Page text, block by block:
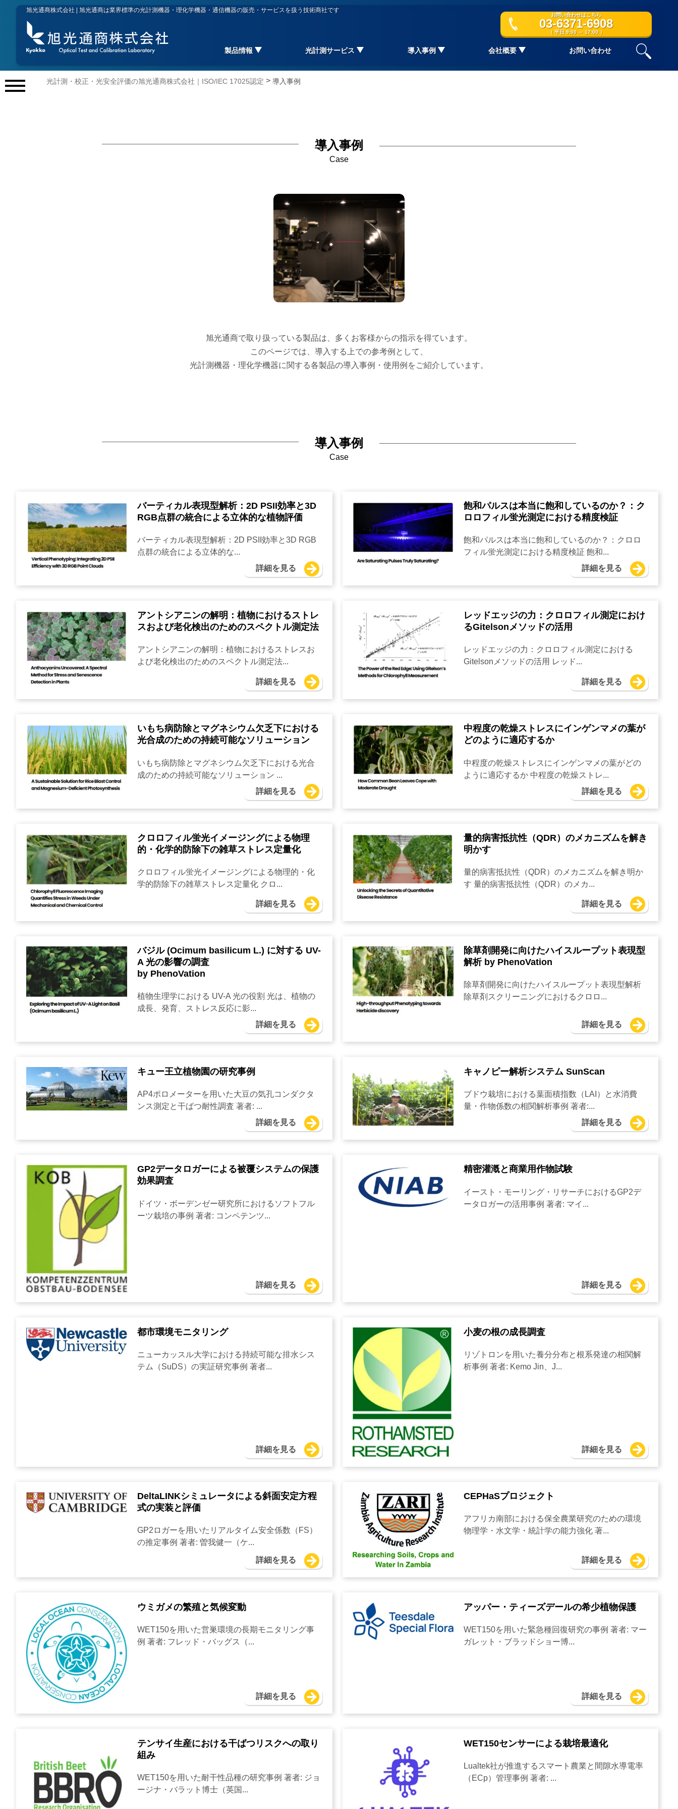
旭光通商株式会社 | 旭光通商は業界標準の光計測機器・理化学機器・通信機器の販売・サービスを扱う技術商社です
お問い合わせはこちら
03-6371-6908
（ 平日 9:00 ～ 17:00 ）
製品情報 光計測サービス 導入事例 会社概要 お問い合わせ
メ
光計測・校正・光安全評価の旭光通商株式会社｜ISO/IEC 17025認定 > 導入事例
導入事例
Case
旭光通商で取り扱っている製品は、多くお客様からの指示を得ています。
このページでは、導入する上での参考例として、
光計測機器・理化学機器に関する各製品の導入事例・使用例をご紹介しています。
導入事例
Case
バーティカル表現型解析：2D PSII効率と3D
RGB点群の統合による立体的な植物評価
バーティカル表現型解析：2D PSII効率と3D RGB
点群の統合による立体的な...
詳細を見る
飽和パルスは本当に飽和しているのか？：ク
ロロフィル蛍光測定における精度検証
飽和パルスは本当に飽和しているのか？：クロロ
フィル蛍光測定における精度検証 飽和...
詳細を見る
アントシアニンの解明：植物におけるストレ
スおよび老化検出のためのスペクトル測定法
アントシアニンの解明：植物におけるストレスお
よび老化検出のためのスペクトル測定法...
詳細を見る
レッドエッジの力：クロロフィル測定におけ
るGitelsonメソッドの活用
レッドエッジの力：クロロフィル測定における
Gitelsonメソッドの活用 レッド...
詳細を見る
いもち病防除とマグネシウム欠乏下における
光合成のための持続可能なソリューション
いもち病防除とマグネシウム欠乏下における光合
成のための持続可能なソリューション ...
詳細を見る
中程度の乾燥ストレスにインゲンマメの葉が
どのように適応するか
中程度の乾燥ストレスにインゲンマメの葉がどの
ように適応するか 中程度の乾燥ストレ...
詳細を見る
クロロフィル蛍光イメージングによる物理
的・化学的防除下の雑草ストレス定量化
クロロフィル蛍光イメージングによる物理的・化
学的防除下の雑草ストレス定量化 クロ...
詳細を見る
量的病害抵抗性（QDR）のメカニズムを解き
明かす
量的病害抵抗性（QDR）のメカニズムを解き明か
す 量的病害抵抗性（QDR）のメカ...
詳細を見る
バジル (Ocimum basilicum L.) に対する UV-
A 光の影響の調査
by PhenoVation
植物生理学における UV-A 光の役割 光は、植物の
成長、発育、ストレス反応に影...
詳細を見る
除草剤開発に向けたハイスループット表現型
解析 by PhenoVation
除草剤開発に向けたハイスループット表現型解析
除草剤スクリーニングにおけるクロロ...
詳細を見る
キュー王立植物園の研究事例
AP4ポロメーターを用いた大豆の気孔コンダクタ
ンス測定と干ばつ耐性調査 著者: ...
詳細を見る
キャノピー解析システム SunScan
ブドウ栽培における葉面積指数（LAI）と水消費
量・作物係数の相関解析事例 著者:...
詳細を見る
GP2データロガーによる被覆システムの保護
効果調査
ドイツ・ボーデンゼー研究所におけるソフトフル
ーツ栽培の事例 著者: コンペテンツ...
詳細を見る
精密灌漑と商業用作物試験
イースト・モーリング・リサーチにおけるGP2デ
ータロガーの活用事例 著者: マイ...
詳細を見る
都市環境モニタリング
ニューカッスル大学における持続可能な排水シス
テム（SuDS）の実証研究事例 著者...
詳細を見る
小麦の根の成長調査
リゾトロンを用いた養分分布と根系発達の相関解
析事例 著者: Kemo Jin、J...
詳細を見る
DeltaLINKシミュレータによる斜面安定方程
式の実装と評価
GP2ロガーを用いたリアルタイム安全係数（FS）
の推定事例 著者: 曽我健一（ケ...
詳細を見る
CEPHaSプロジェクト
アフリカ南部における保全農業研究のための環境
物理学・水文学・統計学の能力強化 著...
詳細を見る
ウミガメの繁殖と気候変動
WET150を用いた営巣環境の長期モニタリング事
例 著者: フレッド・バッグス（...
詳細を見る
アッパー・ティーズデールの希少植物保護
WET150を用いた緊急種回復研究の事例 著者: マー
ガレット・ブラッドショー博...
詳細を見る
テンサイ生産における干ばつリスクへの取り
組み
WET150を用いた耐干性品種の研究事例 著者: ジョ
ージナ・バラット博士（英国...
WET150センサーによる栽培最適化
Lualtek社が推進するスマート農業と間隙水導電率
（ECp）管理事例 著者: ...